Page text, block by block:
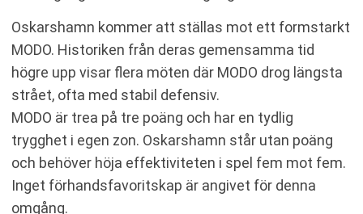
Oskarshamn kommer att ställas mot ett formstarkt
MODO. Historiken från deras gemensamma tid
högre upp visar flera möten där MODO drog längsta
strået, ofta med stabil defensiv.
MODO är trea på tre poäng och har en tydlig
trygghet i egen zon. Oskarshamn står utan poäng
och behöver höja effektiviteten i spel fem mot fem.
Inget förhandsfavoritskap är angivet för denna
omgång.